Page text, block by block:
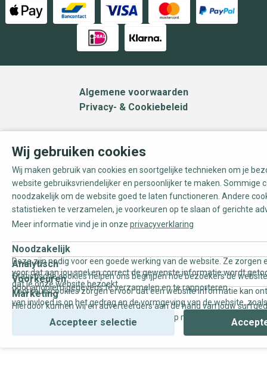
Algemene voorwaarden
Privacy- & Cookiebeleid
Wij gebruiken cookies
Wij maken gebruik van cookies en soortgelijke technieken om je
website gebruiksvriendelijker en persoonlijker te maken. Sommige
noodzakelijk om de website goed te laten functioneren. Andere
statistieken te verzamelen, je voorkeuren op te slaan of gerichte
Meer informatie vind je in onze privacyverklaring
Noodzakelijk
Deze zijn nodig voor een goede werking van de website. Ze zorgen
voor dat aan jou snel en correct de gewenste informatie wordt
dat je onze website bezoekt.
Analytisch
Statistische cookies helpen ons begrijpen hoe bezoekers de
door anoniem gegevens te verzamelen en te rapporteren.
Voorkeuren
Voorkeurscookies zorgen ervoor dat een website informatie kan
van invloed is op het gedrag en de vormgeving van de website,
Marketing
Hierdoor kunnen wij en adverteerders aan de hand van jouw
gepersonaliseerde online advertenties en op maat gemaakte
Accepteer selectie